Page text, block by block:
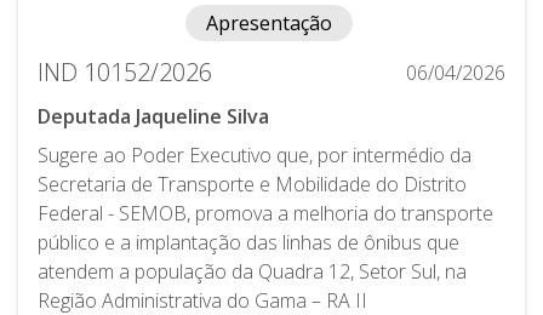
Apresentação
IND 10152/2026
06/04/2026
Deputada Jaqueline Silva
Sugere ao Poder Executivo que, por intermédio da
Secretaria de Transporte e Mobilidade do Distrito
Federal - SEMOB, promova a melhoria do transporte
público e a implantação das linhas de ônibus que
atendem a população da Quadra 12, Setor Sul, na
Região Administrativa do Gama – RA II